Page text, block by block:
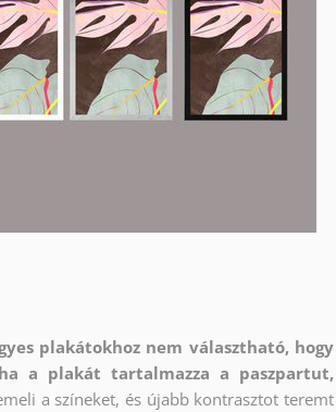
plakátokhoz nem választható, hogy
a plakát tartalmazza a paszpartut,
a színeket, és újabb kontrasztot teremt